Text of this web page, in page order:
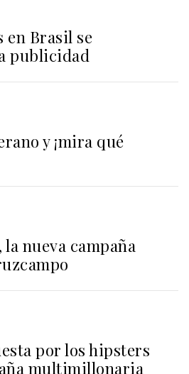
en Brasil se
publicidad
y ¡mira qué
nueva campaña
por los hipsters
multimillonaria